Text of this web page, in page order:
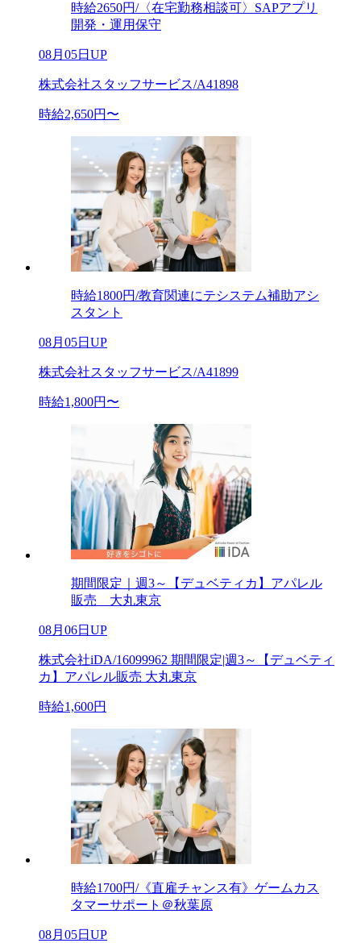
時給2650円/〈在宅勤務相談可〉SAPアプリ
開発・運用保守
08月05日UP
株式会社スタッフサービス/A41898
時給2,650円〜
時給1800円/教育関連にテシステム補助アシ
スタント
08月05日UP
株式会社スタッフサービス/A41899
時給1,800円〜
期間限定｜週3～【デュベティカ】アパレル
販売 大丸東京
08月06日UP
株式会社iDA/16099962 期間限定|週3～【デュベティ
カ】アパレル販売 大丸東京
時給1,600円
時給1700円/《直雇チャンス有》ゲームカス
タマーサポート＠秋葉原
08月05日UP